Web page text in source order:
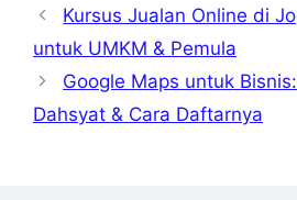
Kursus Jualan Online di
untuk UMKM & Pemula
Google Maps untuk
Dahsyat & Cara Daftarnya